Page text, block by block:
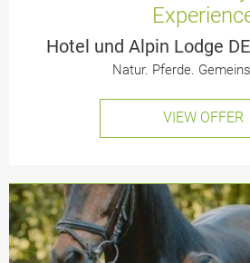
Hotel und Alpin Lodge
Natur. Pferde.
VIEW OFFER